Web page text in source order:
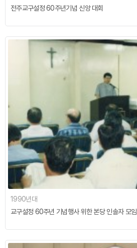
전주교구설정 60주년기념 신앙 대회
1990년대
교구설정 60주년 기념행사 위한 본당 인솔자 모임